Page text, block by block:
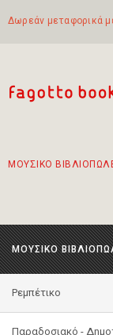
Δωρεάν μεταφορικά
ΜΟΥΣΙΚΟ
ΜΟΥΣΙΚΟ
Ρεμπέτικο
Παραδοσιακό -